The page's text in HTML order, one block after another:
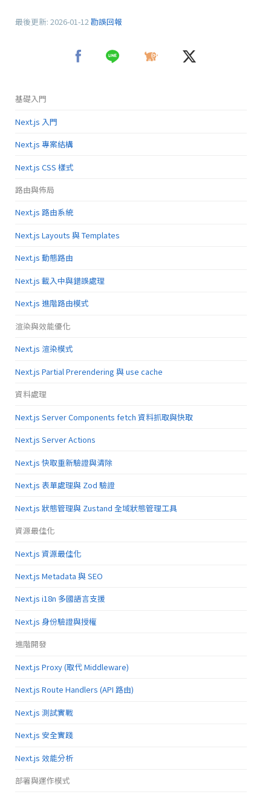
最後更新: 2026-01-12勘誤回報
基礎入門
Next.js 入門
Next.js 專案結構
Next.js CSS 樣式
路由與佈局
Next.js 路由系統
Next.js Layouts 與 Templates
Next.js 動態路由
Next.js 載入中與錯誤處理
Next.js 進階路由模式
渲染與效能優化
Next.js 渲染模式
Next.js Partial Prerendering 與 use cache
資料處理
Next.js Server Components fetch 資料抓取與快取
Next.js Server Actions
Next.js 快取重新驗證與清除
Next.js 表單處理與 Zod 驗證
Next.js 狀態管理與 Zustand 全域狀態管理工具
資源最佳化
Next.js 資源最佳化
Next.js Metadata 與 SEO
Next.js i18n 多國語言支援
Next.js 身份驗證與授權
進階開發
Next.js Proxy (取代 Middleware)
Next.js Route Handlers (API 路由)
Next.js 測試實戰
Next.js 安全實踐
Next.js 效能分析
部署與運作模式